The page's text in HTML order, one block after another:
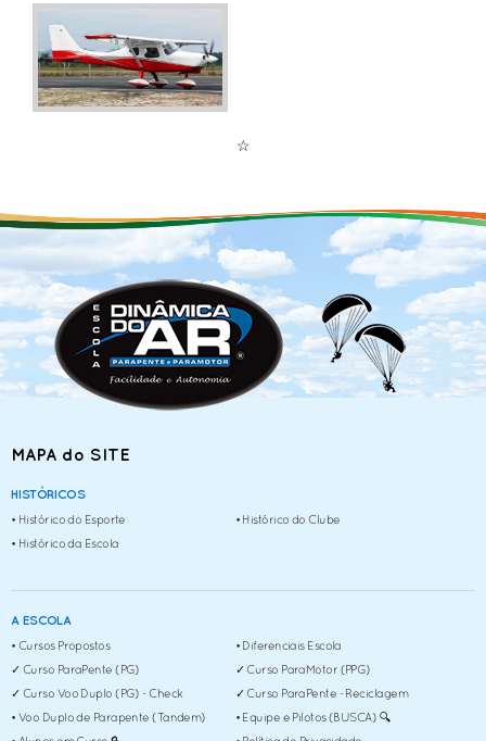
☆
MAPA do SITE
HISTÓRICOS
• Histórico do Esporte • Histórico do Clube
• Histórico da Escola
A ESCOLA
• Cursos Propostos • Diferenciais Escola
✓ Curso ParaPente (PG) ✓ Curso ParaMotor (PPG)
✓ Curso Voo Duplo (PG) - Check ✓ Curso ParaPente - Reciclagem
• Voo Duplo de Parapente (Tandem) • Equipe e Pilotos (BUSCA) 🔍